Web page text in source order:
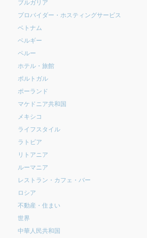
ブルガリア
プロバイダー・ホスティングサービス
ベトナム
ベルギー
ペルー
ホテル・旅館
ポルトガル
ポーランド
マケドニア共和国
メキシコ
ライフスタイル
ラトビア
リトアニア
ルーマニア
レストラン・カフェ・バー
ロシア
不動産・住まい
世界
中華人民共和国